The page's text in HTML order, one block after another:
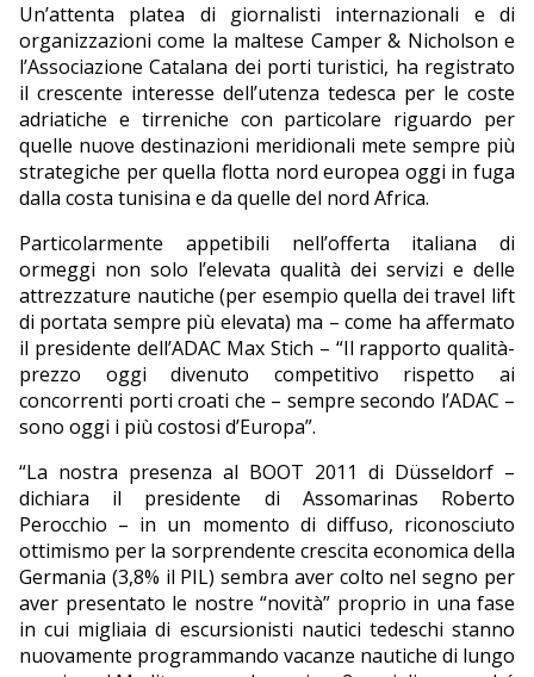
Un’attenta platea di giornalisti internazionali e di
organizzazioni come la maltese Camper & Nicholson e
l’Associazione Catalana dei porti turistici, ha registrato
il crescente interesse dell’utenza tedesca per le coste
adriatiche e tirreniche con particolare riguardo per
quelle nuove destinazioni meridionali mete sempre più
strategiche per quella flotta nord europea oggi in fuga
dalla costa tunisina e da quelle del nord Africa.
Particolarmente appetibili nell’offerta italiana di
ormeggi non solo l’elevata qualità dei servizi e delle
attrezzature nautiche (per esempio quella dei travel lift
di portata sempre più elevata) ma – come ha affermato
il presidente dell’ADAC Max Stich – “Il rapporto qualità-
prezzo oggi divenuto competitivo rispetto ai
concorrenti porti croati che – sempre secondo l’ADAC –
sono oggi i più costosi d’Europa”.
“La nostra presenza al BOOT 2011 di Düsseldorf –
dichiara il presidente di Assomarinas Roberto
Perocchio – in un momento di diffuso, riconosciuto
ottimismo per la sorprendente crescita economica della
Germania (3,8% il PIL) sembra aver colto nel segno per
aver presentato le nostre “novità” proprio in una fase
in cui migliaia di escursionisti nautici tedeschi stanno
nuovamente programmando vacanze nautiche di lungo